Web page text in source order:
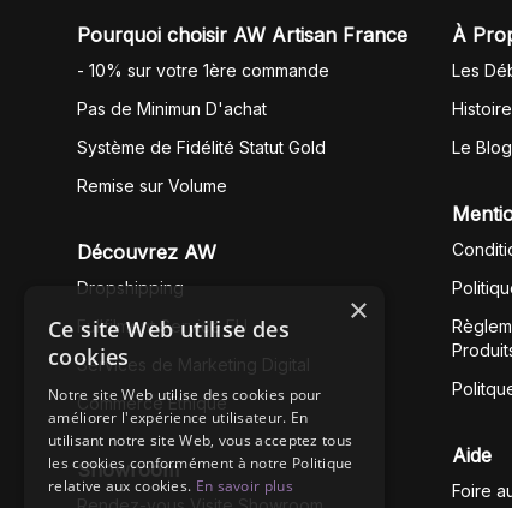
Pourquoi choisir AW Artisan France
- 10% sur votre 1ère commande
Pas de Minimun D'achat
Système de Fidélité Statut Gold
Remise sur Volume
Découvrez AW
Dropshipping
Fullfilment Service EU
Services de Marketing Digital
Commerce Éthique
Showroom
À
Les
Le
Aide
Foire
×
Ce site Web utilise des
cookies
Notre site Web utilise des cookies pour
améliorer l'expérience utilisateur. En
utilisant notre site Web, vous acceptez tous
les cookies conformément à notre Politique
relative aux cookies. En savoir plus